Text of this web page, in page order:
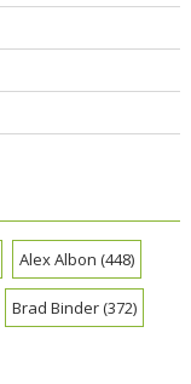
Alex Albon (448)
Brad Binder(372)